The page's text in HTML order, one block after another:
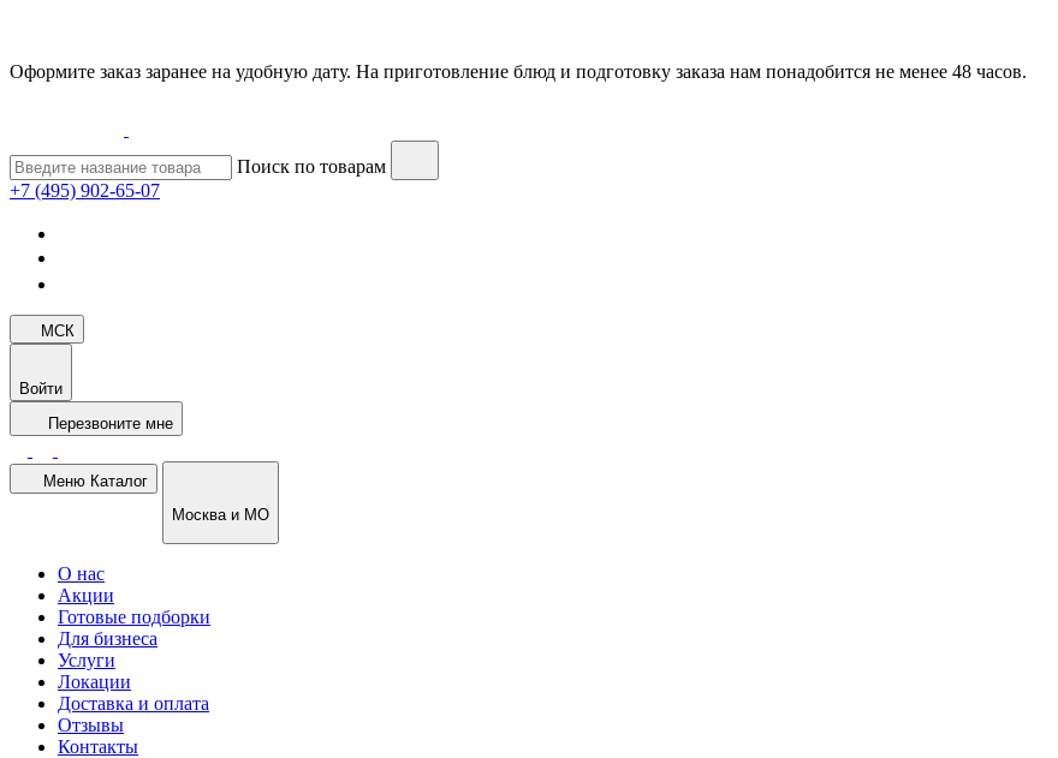
Оформите заказ заранее на удобную дату. На приготовление блюд и подготовку заказа нам понадобится не менее 48 часов.
Поиск по товарам
+7 (495) 902-65-07
МСК
Войти
Перезвоните мне
Меню Каталог
Москва и МО
О нас
Акции
Готовые подборки
Для бизнеса
Услуги
Локации
Доставка и оплата
Отзывы
Контакты